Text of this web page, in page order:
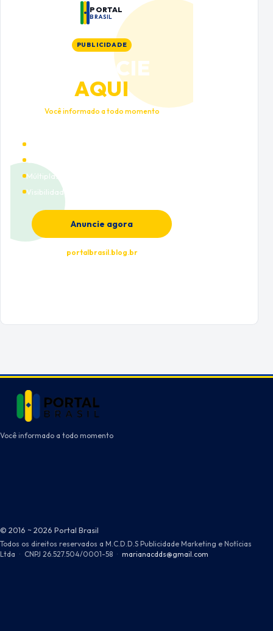
PORTAL
BRASIL
PUBLICIDADE
ANUNCIE
AQUI
Você informado a todo momento
Cobertura nacional
Múltiplas categorias
Visibilidade premium
Anuncie agora
portalbrasil.blog.br
Você informado a todo momento
© 2016 ~ 2026 Portal Brasil
Todos os direitos reservados a M.C.D.D.S Publicidade Marketing e Notícias
Ltda · CNPJ 26.527.504/0001-58 · marianacdds@gmail.com